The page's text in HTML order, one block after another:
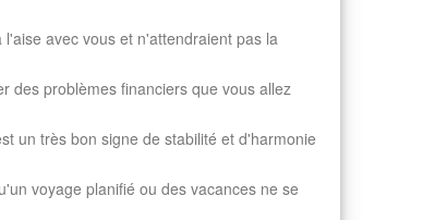
avec vous et n'attendraient pas la
des problèmes financiers que vous allez
un très bon signe de stabilité et d'harmonie
voyage planifié ou des vacances ne se